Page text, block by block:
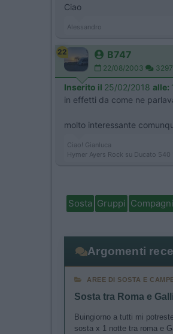
Ciao
Alessandro
22 B747
22/08/2003 3297
Inserito il 25/02/2018 alle:
in effetti da come ne
molto interessante
Ciao! Gianluca
Hymer Ayers Rock su Ducato 540
Sosta Gruppi Compagni
Argomenti
AREE DI SOSTA E
Buingiorno a tutti mi
sosta x 1 notte tra roma e